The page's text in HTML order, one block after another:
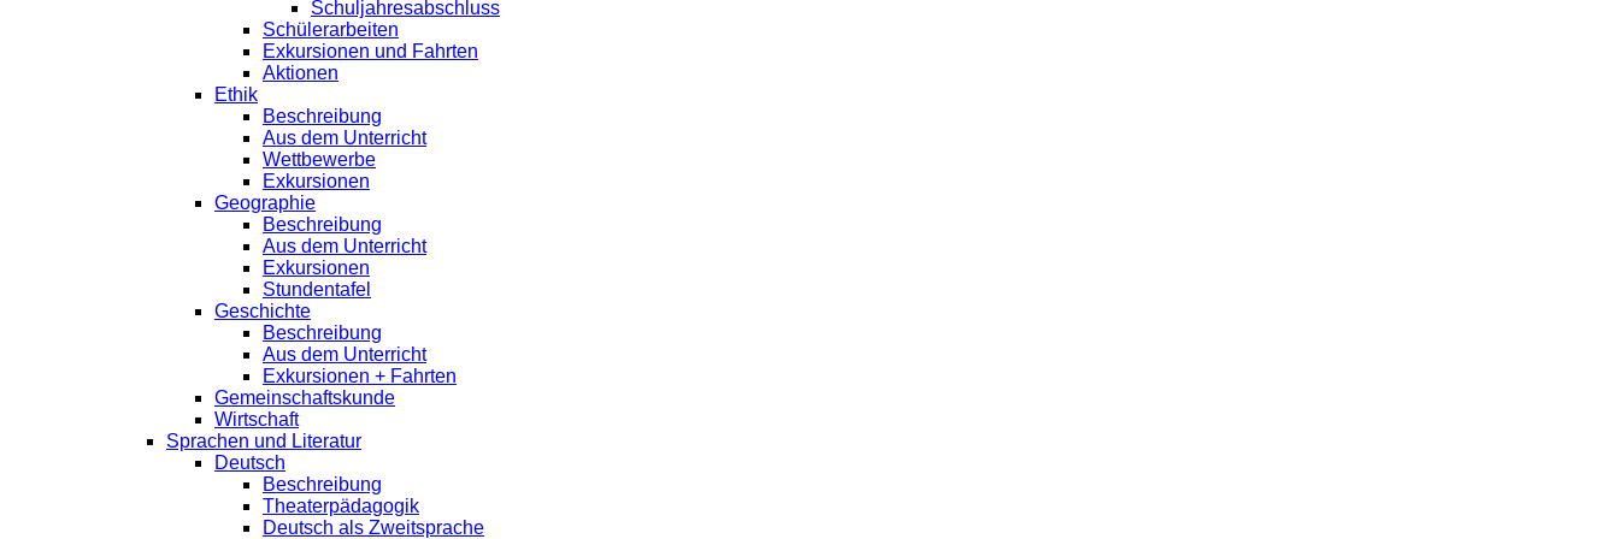
Schuljahresabschluss
Schülerarbeiten
Exkursionen und Fahrten
Aktionen
Ethik
Beschreibung
Aus dem Unterricht
Wettbewerbe
Exkursionen
Geographie
Beschreibung
Aus dem Unterricht
Exkursionen
Stundentafel
Geschichte
Beschreibung
Aus dem Unterricht
Exkursionen + Fahrten
Gemeinschaftskunde
Wirtschaft
Sprachen und Literatur
Deutsch
Beschreibung
Theaterpädagogik
Deutsch als Zweitsprache